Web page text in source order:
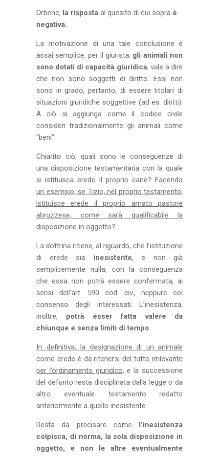
Orbene, la risposta al quesito di cui sopra è
negativa.
La motivazione di una tale conclusione è
assai semplice, per il giurista: gli animali non
sono dotati di capacità giuridica, vale a dire
che non sono soggetti di diritto. Essi non
sono in grado, pertanto, di essere titolari di
situazioni giuridiche soggettive (ad es. diritti).
A ciò si aggiunga come il codice civile
consideri tradizionalmente gli animali come
“beni”.
Chiarito ciò, quali sono le conseguenze di
una disposizione testamentaria con la quale
si istituisca erede il proprio cane? Facendo
un esempio, se Tizio, nel proprio testamento,
istituisce erede il proprio amato pastore
abruzzese, come sarà qualificabile la
disposizione in oggetto?
La dottrina ritiene, al riguardo, che l’istituzione
di erede sia inesistente, e non già
semplicemente nulla, con la conseguenza
che essa non potrà essere confermata, ai
sensi dell’art. 590 cod. civ., neppure col
consenso degli interessati. L’inesistenza,
inoltre, potrà esser fatta valere da
chiunque e senza limiti di tempo.
In definitiva, la designazione di un animale
come erede è da ritenersi del tutto irrilevante
per l’ordinamento giuridico, e la successione
del defunto resta disciplinata dalla legge o da
altro eventuale testamento redatto
anteriormente a quello inesistente.
Resta da precisare come l’inesistenza
colpisca, di norma, la sola disposizione in
oggetto, e non le altre eventualmente